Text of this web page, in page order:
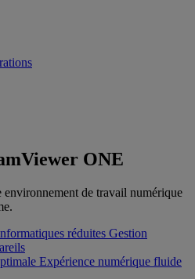
ONE
environnement de travail numérique
réduites Gestion
Expérience numérique fluide